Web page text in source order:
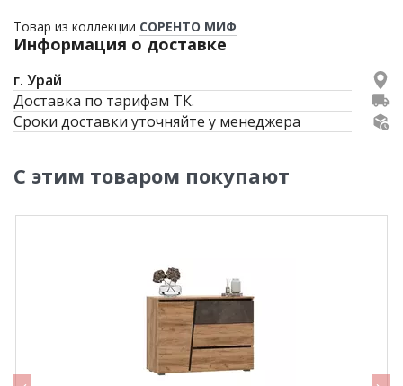
Товар из коллекции СОРЕНТО МИФ
Информация о доставке
г. Урай
Доставка по тарифам ТК.
Сроки доставки уточняйте у менеджера
С этим товаром покупают